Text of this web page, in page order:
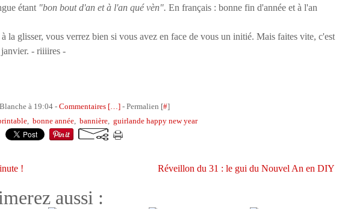
étant "bon bout d'an et à l'an qué vèn". En français : bonne fin d'année et à l'an
la glisser, vous verrez bien si vous avez en face de vous un initié. Mais faites vite, c'est
- riiiires -
à 19:04 -Commentaires […] - Permalien [#]
, bonne année, bannière, guirlande happy new year
! Réveillon du 31 : le gui du Nouvel An en DIY
aussi :